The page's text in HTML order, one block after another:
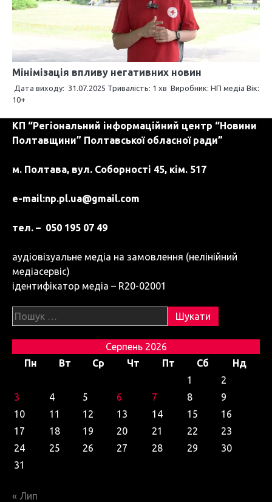
Мінімізація впливу негативних новин
Дата виходу: 31.07.2025 Тривалість: 1 хв Виробник: НП медіа Вік:
10+
КП “Регіональний інформаційний центр “Новини
Полтавщини” Полтавської обласної ради”
м. Полтава, вул. Соборності 45, кім. 517
e-mail:np.pl.ua@gmail.com
тел. – 050 195 07 49
аудіовізуальне медіа на замовлення (нелінійний
медіасервіс)
ідентифікатор медіа – R20-02001
Пошук:
Серпень 2026
Пн
Вт Ср Чт Пт Сб
Нд
1
2
3
4 5 6 7 8
9
10
11 12 13 14 15
16
17
18 19 20 21 22
23
24
25 26 27 28 29
30
31
« Лип